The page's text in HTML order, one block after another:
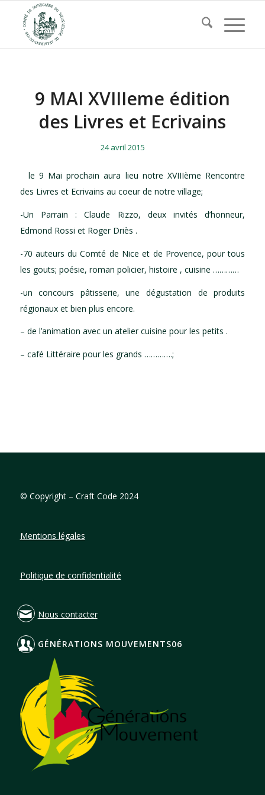
9 MAI XVIIIeme édition
des Livres et Ecrivains
24 avril 2015
le 9 Mai prochain aura lieu notre XVIIIème Rencontre
des Livres et Ecrivains au coeur de notre village;
-Un Parrain : Claude Rizzo, deux invités d’honneur,
Edmond Rossi et Roger Driès .
-70 auteurs du Comté de Nice et de Provence, pour tous
les gouts; poésie, roman policier, histoire , cuisine …………
-un concours pâtisserie, une dégustation de produits
régionaux et bien plus encore.
– de l’animation avec un atelier cuisine pour les petits .
– café Littéraire pour les grands ………….;
© Copyright – Craft Code 2024
Mentions légales
Politique de confidentialité
Nous contacter
GÉNÉRATIONS MOUVEMENTS06